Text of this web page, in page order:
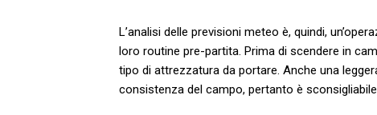
L’analisi delle previsioni meteo è, quindi,
loro routine⁤ pre-partita. Prima di scendere in
tipo di attrezzatura da portare. Anche una
consistenza‌ del campo, pertanto è⁣